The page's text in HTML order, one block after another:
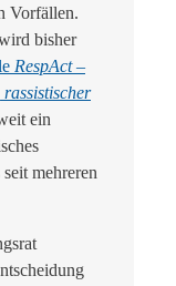
Vorfällen.
bisher
RespAct –
ein
mehreren